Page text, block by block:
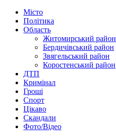
Місто
Політика
Область
Житомирський район
Бердичівський район
Звягельський район
Коростенський район
ДТП
Кримінал
Гроші
Спорт
Цікаво
Скандали
Фото/Відео